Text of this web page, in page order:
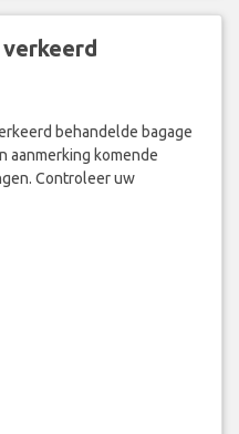
behandelde bagage
aanmerking komende
Controleer uw